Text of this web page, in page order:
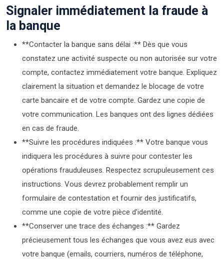
Signaler immédiatement la fraude à
la banque
**Contacter la banque sans délai :** Dès que vous
constatez une activité suspecte ou non autorisée sur votre
compte, contactez immédiatement votre banque. Expliquez
clairement la situation et demandez le blocage de votre
carte bancaire et de votre compte. Gardez une copie de
votre communication. Les banques ont des lignes dédiées
en cas de fraude.
**Suivre les procédures indiquées :** Votre banque vous
indiquera les procédures à suivre pour contester les
opérations frauduleuses. Respectez scrupuleusement ces
instructions. Vous devrez probablement remplir un
formulaire de contestation et fournir des justificatifs,
comme une copie de votre pièce d’identité.
**Conserver une trace des échanges :** Gardez
précieusement tous les échanges que vous avez eus avec
votre banque (emails, courriers, numéros de téléphone,